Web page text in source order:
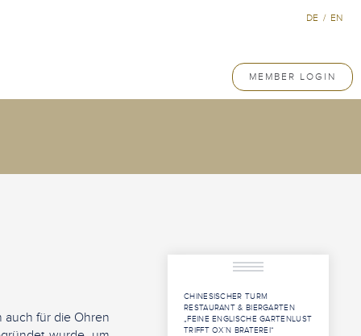
MEMBER LOGIN
DE / EN
auch für die Ohren
CHINESISCHER TURM
RESTAURANT & BIERGARTEN
„FEINE ENGLISCHE GARTENLUST
TRIFFT OX`N BRATEREI“